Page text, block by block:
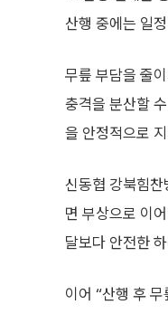
산행 중에는 일
무릎 부담을 줄
충격을 분산할
을 안정적으로
신동협 강북힘찬
면 부상으로 이
달보다 안전한
이어 “산행 후